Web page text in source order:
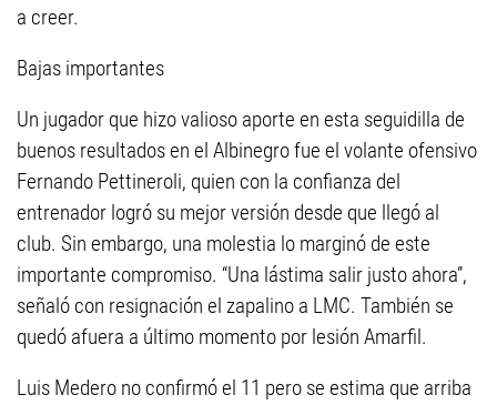
a creer.
Bajas importantes
Un jugador que hizo valioso aporte en esta seguidilla de
buenos resultados en el Albinegro fue el volante ofensivo
Fernando Pettineroli, quien con la confianza del
entrenador logró su mejor versión desde que llegó al
club. Sin embargo, una molestia lo marginó de este
importante compromiso. “Una lástima salir justo ahora”,
señaló con resignación el zapalino a LMC. También se
quedó afuera a último momento por lesión Amarfil.
Luis Medero no confirmó el 11 pero se estima que arriba